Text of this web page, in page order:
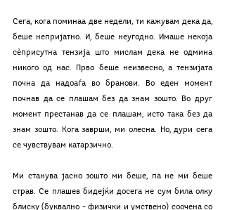
Сега, кога поминаа две недели, ти кажувам дека да,
беше непријатно. И, беше неугодно. Имаше некоја
сѐприсутна тензија што мислам дека не одмина
никого од нас. Прво беше неизвесно, а тензијата
почна да надоаѓа во бранови. Во еден момент
почнав да се плашам без да знам зошто. Во друг
момент престанав да се плашам, исто така без да
знам зошто. Кога заврши, ми олесна. Но, дури сега
се чувствувам катарзично.
Ми станува јасно зошто ми беше, па не ми беше
страв. Се плашев бидејќи досега не сум била олку
блиску (буквално – физички и умствено) соочена со